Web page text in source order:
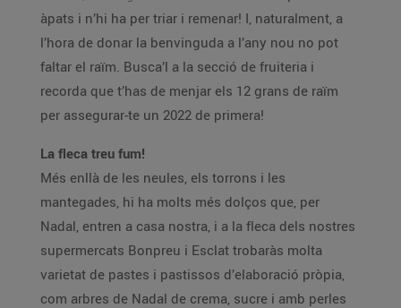
àpats i n’hi ha per triar i remenar! I, naturalment, a
l’hora de donar la benvinguda a l’any nou no pot
faltar el raïm. Busca’l a la secció de fruiteria i
recorda que t’has de menjar els 12 grans de raïm
per assegurar-te un 2022 de primera!
La fleca treu fum!
Més enllà de les neules, els torrons i les
mantegades, hi ha molts més dolços que, per
Nadal, entren a casa nostra, i a la fleca dels nostres
supermercats Bonpreu i Esclat trobaràs molta
varietat de pastes i pastissos d’elaboració pròpia,
com arbres de Nadal de crema, sucre i amb perles